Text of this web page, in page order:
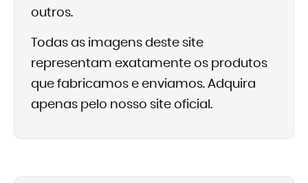
outros.
Todas as imagens deste site
representam exatamente os produtos
que fabricamos e enviamos. Adquira
apenas pelo nosso site oficial.